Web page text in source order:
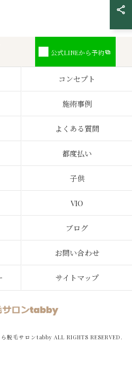
公式LINEから予約
コンセプト
施術事例
よくある質問
都度払い
子供
VIO
ブログ
お問い合わせ
サイトマップ
脱毛サロンtabby ALL RIGHTS RESERVED.
式LINEから予約